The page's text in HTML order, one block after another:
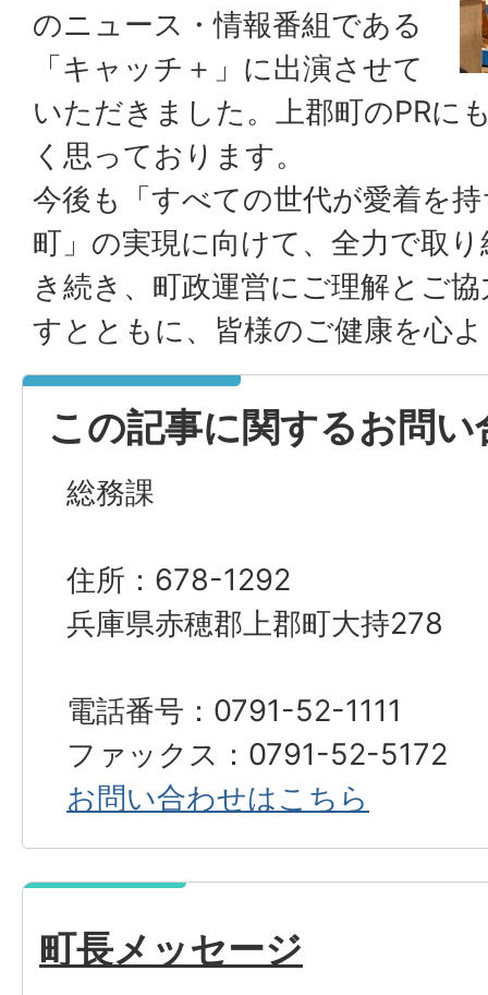
のニュース・情報番組である
「キャッチ＋」に出演させて
いただきました。上郡町のPRに
く思っております。
今後も「すべての世代が愛着を
町」の実現に向けて、全力で取
き続き、町政運営にご理解とご
すとともに、皆様のご健康を心
この記事に関するお問い
総務課
住所：678-1292
兵庫県赤穂郡上郡町大持278
電話番号：0791-52-1111
ファックス：0791-52-5172
お問い合わせはこちら
町長メッセージ